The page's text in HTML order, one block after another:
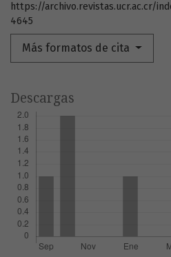
https://archivo.revistas.ucr.ac.cr/
4645
Más formatos de cita
Descargas